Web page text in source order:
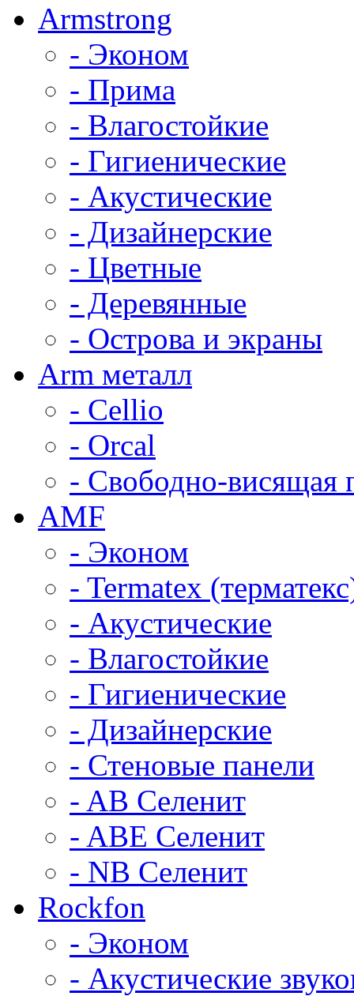
Armstrong
- Эконом
- Прима
- Влагостойкие
- Гигиенические
- Акустические
- Дизайнерские
- Цветные
- Деревянные
- Острова и экраны
Arm металл
- Cellio
- Orcal
- Свободно-висящая
AMF
- Эконом
- Termatex
- Акустические
- Влагостойкие
- Гигиенические
- Дизайнерские
- Стеновые панели
- AB Селенит
- ABE Селенит
- NB Селенит
Rockfon
- Эконом
- Акустические